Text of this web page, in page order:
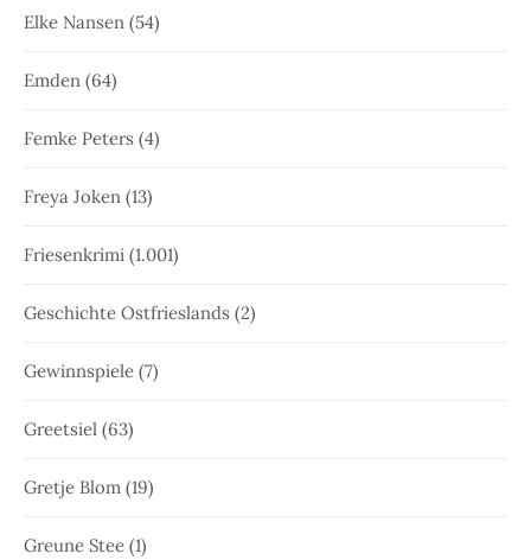
Elke Nansen (54)
Emden (64)
Femke Peters (4)
Freya Joken (13)
Friesenkrimi (1.001)
Geschichte Ostfrieslands (2)
Gewinnspiele (7)
Greetsiel (63)
Gretje Blom (19)
Greune Stee (1)